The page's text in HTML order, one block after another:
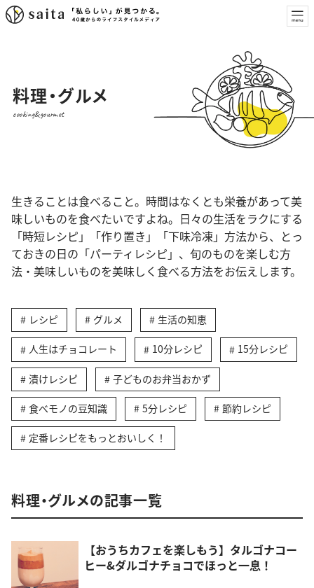
料理・グルメ
cooking&gourmet
生きることは食べること。時間はなくとも栄養があって美
味しいものを食べたいですよね。日々の生活をラクにする
「時短レシピ」「作り置き」「下味冷凍」方法から、とっ
ておきの日の「パーティレシピ」、旬のものを楽しむ方
法・美味しいものを美味しく食べる方法をお伝えします。
レシピ グルメ 生活の知恵
人生はチョコレート 10分レシピ 15分レシピ
漬けレシピ 子どものお弁当おかず
食べモノの豆知識 5分レシピ 節約レシピ
定番レシピをもっとおいしく！
料理・グルメの記事一覧
【おうちカフェを楽しもう】タルゴナコー
ヒー&ダルゴナチョコでほっと一息！